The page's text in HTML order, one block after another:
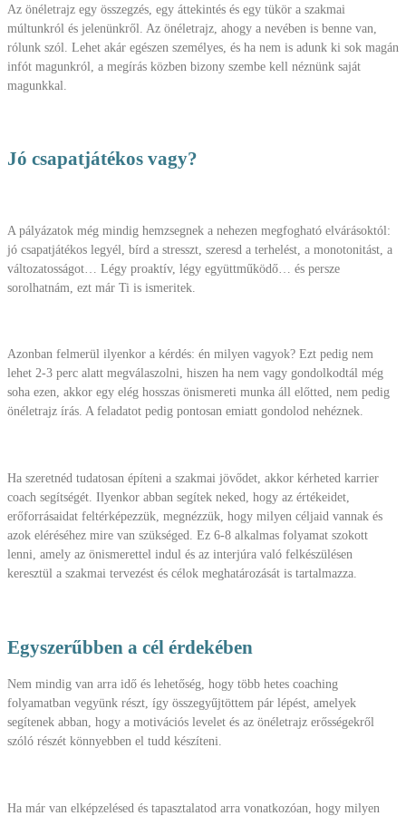
Az önéletrajz egy összegzés, egy áttekintés és egy tükör a szakmai
múltunkról és jelenünkről. Az önéletrajz, ahogy a nevében is benne van,
rólunk szól. Lehet akár egészen személyes, és ha nem is adunk ki sok magán
infót magunkról, a megírás közben bizony szembe kell néznünk saját
magunkkal.
Jó csapatjátékos vagy?
A pályázatok még mindig hemzsegnek a nehezen megfogható elvárásoktól:
jó csapatjátékos legyél, bírd a stresszt, szeresd a terhelést, a monotonitást, a
változatosságot… Légy proaktív, légy együttműködő… és persze
sorolhatnám, ezt már Ti is ismeritek.
Azonban felmerül ilyenkor a kérdés: én milyen vagyok? Ezt pedig nem
lehet 2-3 perc alatt megválaszolni, hiszen ha nem vagy gondolkodtál még
soha ezen, akkor egy elég hosszas önismereti munka áll előtted, nem pedig
önéletrajz írás. A feladatot pedig pontosan emiatt gondolod nehéznek.
Ha szeretnéd tudatosan építeni a szakmai jövődet, akkor kérheted karrier
coach segítségét. Ilyenkor abban segítek neked, hogy az értékeidet,
erőforrásaidat feltérképezzük, megnézzük, hogy milyen céljaid vannak és
azok eléréséhez mire van szükséged. Ez 6-8 alkalmas folyamat szokott
lenni, amely az önismerettel indul és az interjúra való felkészülésen
keresztül a szakmai tervezést és célok meghatározását is tartalmazza.
Egyszerűbben a cél érdekében
Nem mindig van arra idő és lehetőség, hogy több hetes coaching
folyamatban vegyünk részt, így összegyűjtöttem pár lépést, amelyek
segítenek abban, hogy a motivációs levelet és az önéletrajz erősségekről
szóló részét könnyebben el tudd készíteni.
Ha már van elképzelésed és tapasztalatod arra vonatkozóan, hogy milyen